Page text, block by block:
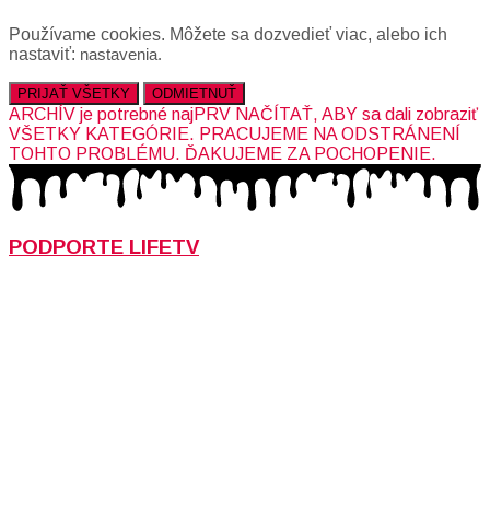
Používame cookies. Môžete sa dozvedieť viac, alebo ich
nastaviť: nastavenia.
PRIJAŤ VŠETKY ODMIETNUŤ
ARCHÍV je potrebné najPRV NAČÍTAŤ, ABY sa dali zobraziť
VŠETKY KATEGÓRIE. PRACUJEME NA ODSTRÁNENÍ
TOHTO PROBLÉMU. ĎAKUJEME ZA POCHOPENIE.
PODPORTE LIFETV